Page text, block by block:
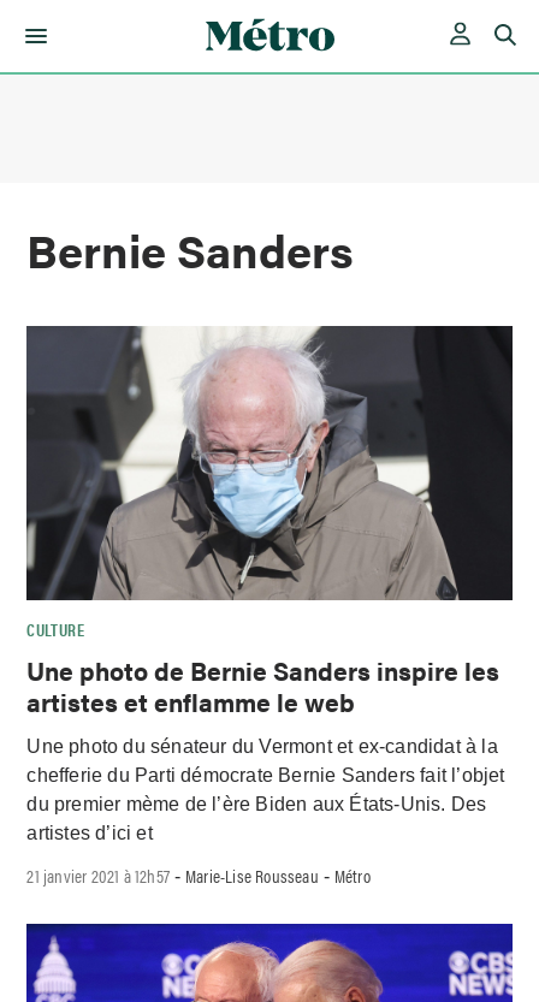
Bernie Sanders
CULTURE
Une photo de Bernie Sanders inspire les
artistes et enflamme le web
Une photo du sénateur du Vermont et ex-candidat à la
chefferie du Parti démocrate Bernie Sanders fait l’objet
du premier mème de l’ère Biden aux États-Unis. Des
artistes d’ici et
21 janvier 2021 à 12h57 - Marie-Lise Rousseau - Métro